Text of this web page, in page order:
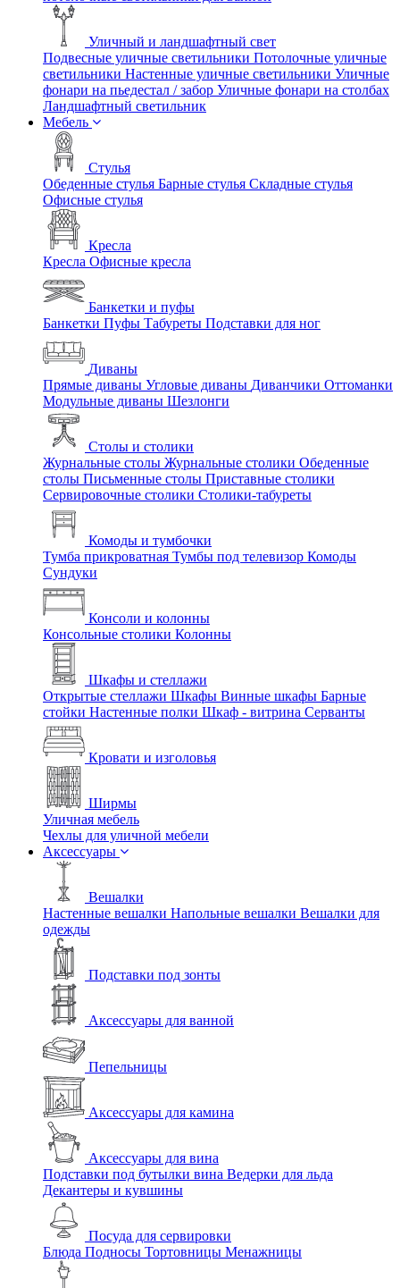
Уличный и ландшафтный свет
Подвесные уличные светильники Потолочные уличные
светильники Настенные уличные светильники Уличные
фонари на пьедестал / забор Уличные фонари на столбах
Ландшафтный светильник
Мебель
Стулья
Обеденные стулья Барные стулья Складные стулья
Офисные стулья
Кресла
Кресла Офисные кресла
Банкетки и пуфы
Банкетки Пуфы Табуреты Подставки для ног
Диваны
Прямые диваны Угловые диваны Диванчики Оттоманки
Модульные диваны Шезлонги
Столы и столики
Журнальные столы Журнальные столики Обеденные
столы Письменные столы Приставные столики
Сервировочные столики Столики-табуреты
Комоды и тумбочки
Тумба прикроватная Тумбы под телевизор Комоды
Сундуки
Консоли и колонны
Консольные столики Колонны
Шкафы и стеллажи
Открытые стеллажи Шкафы Винные шкафы Барные
стойки Настенные полки Шкаф - витрина Серванты
Кровати и изголовья
Ширмы
Уличная мебель
Чехлы для уличной мебели
Аксессуары
Вешалки
Настенные вешалки Напольные вешалки Вешалки для
одежды
Подставки под зонты
Аксессуары для ванной
Пепельницы
Аксессуары для камина
Аксессуары для вина
Подставки под бутылки вина Ведерки для льда
Декантеры и кувшины
Посуда для сервировки
Блюда Подносы Тортовницы Менажницы